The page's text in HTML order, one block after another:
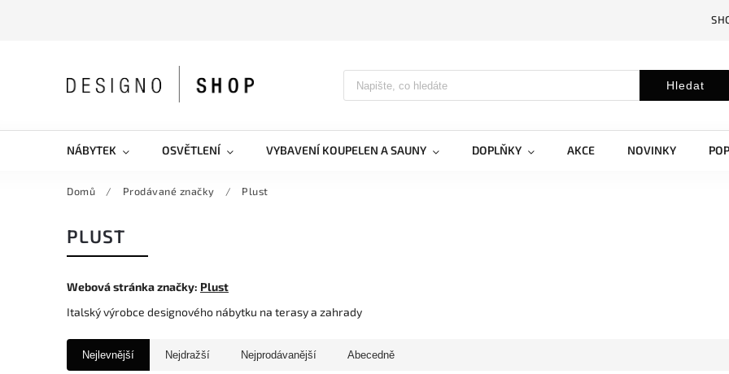
Hledat
NÁBYTEK OSVĚTLENÍ VYBAVENÍ KOUPELEN A SAUNY DOPLŇKY AKCE NOVINKY
Domů / Prodávané značky / Plust
PLUST
Webová stránka značky: Plust
Italský výrobce designového nábytku na terasy a zahrady
Nejlevnější Nejdražší Nejprodávanější Abecedně